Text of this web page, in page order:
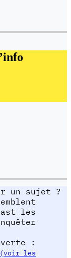
un sujet ?
les
:
(voir les